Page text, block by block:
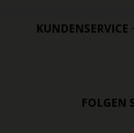
KUNDENSERVICE
FOLGEN